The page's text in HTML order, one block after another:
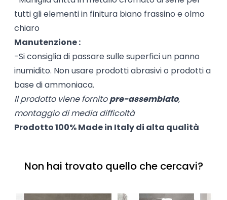
tutti gli elementi in finitura biano frassino e olmo
chiaro
Manutenzione :
-Si consiglia di passare sulle superfici un panno
inumidito. Non usare prodotti abrasivi o prodotti a
base di ammoniaca.
Il prodotto viene fornitopre-assemblato,
montaggio di media difficoltà
Prodotto 100% Made in Italy di alta qualità
Non hai trovato quello che cercavi?